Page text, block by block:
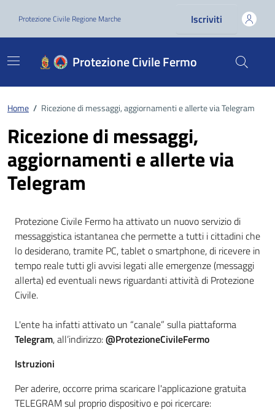
Protezione Civile Regione Marche Iscriviti
Protezione Civile Fermo
Home / Ricezione di messaggi, aggiornamenti e allerte via Telegram
Ricezione di messaggi,
aggiornamenti e allerte via
Telegram
Protezione Civile Fermo ha attivato un nuovo servizio di
messaggistica istantanea che permette a tutti i cittadini che
lo desiderano, tramite PC, tablet o smartphone, di ricevere in
tempo reale tutti gli avvisi legati alle emergenze (messaggi
allerta) ed eventuali news riguardanti attività di Protezione
Civile.
L'ente ha infatti attivato un “canale” sulla piattaforma
Telegram, all’indirizzo:@ProtezioneCivileFermo
Istruzioni
Per aderire, occorre prima scaricare l'applicazione gratuita
TELEGRAM sul proprio dispositivo e poi ricercare: